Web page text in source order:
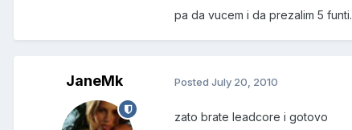
pa da vucem i da prezalim 5 funti.
JaneMk Posted July 20, 2010
zato brate leadcore i gotovo